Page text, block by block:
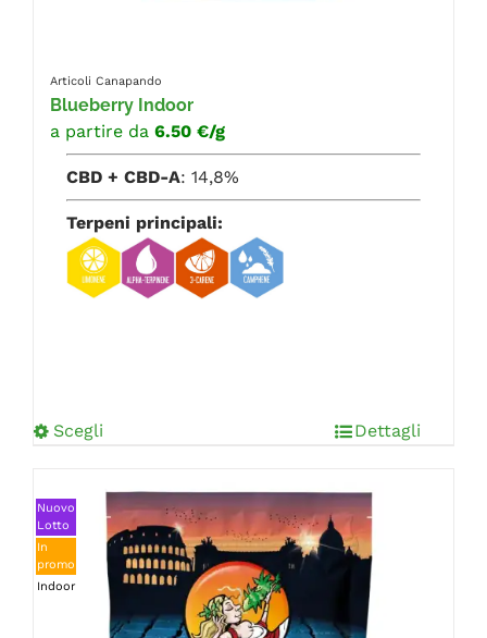
Articoli Canapando
Blueberry Indoor
a partire da 6.50 €/g
CBD + CBD-A: 14,8%
Terpeni principali:
Scegli Dettagli
Nuovo
Lotto
In
promo
Indoor